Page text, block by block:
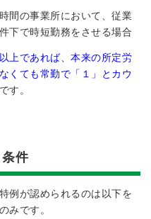
間の事業所において、従業
下で時短勤務をさせる場合
上であれば、本来の所定労
くても常勤で「１」とカウ
す。
件
例が認められるのは以下を
みです。